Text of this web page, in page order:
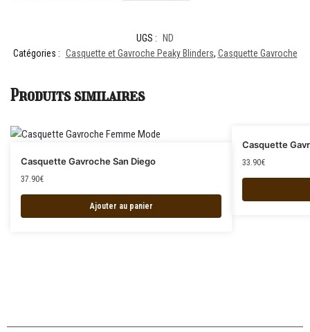
UGS :
ND
Catégories : Casquette et Gavroche Peaky Blinders, Casquette Gavroche
Produits similaires
Casquette Gavroche San Diego
37.90€
Ajouter au panier
Casquette
33.90€